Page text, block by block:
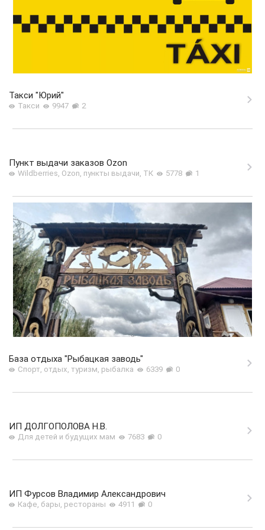
Такси "Юрий"
Такси 9947 2
Пункт выдачи заказов Ozon
Wildberries, Ozon, пункты выдачи, ТК 5778 1
База отдыха "Рыбацкая заводь"
Спорт, отдых, туризм, рыбалка 6339 0
ИП ДОЛГОПОЛОВА Н.В.
Для детей и будущих мам 7683 0
ИП Фурсов Владимир Александрович
Кафе, бары, рестораны 4911 0